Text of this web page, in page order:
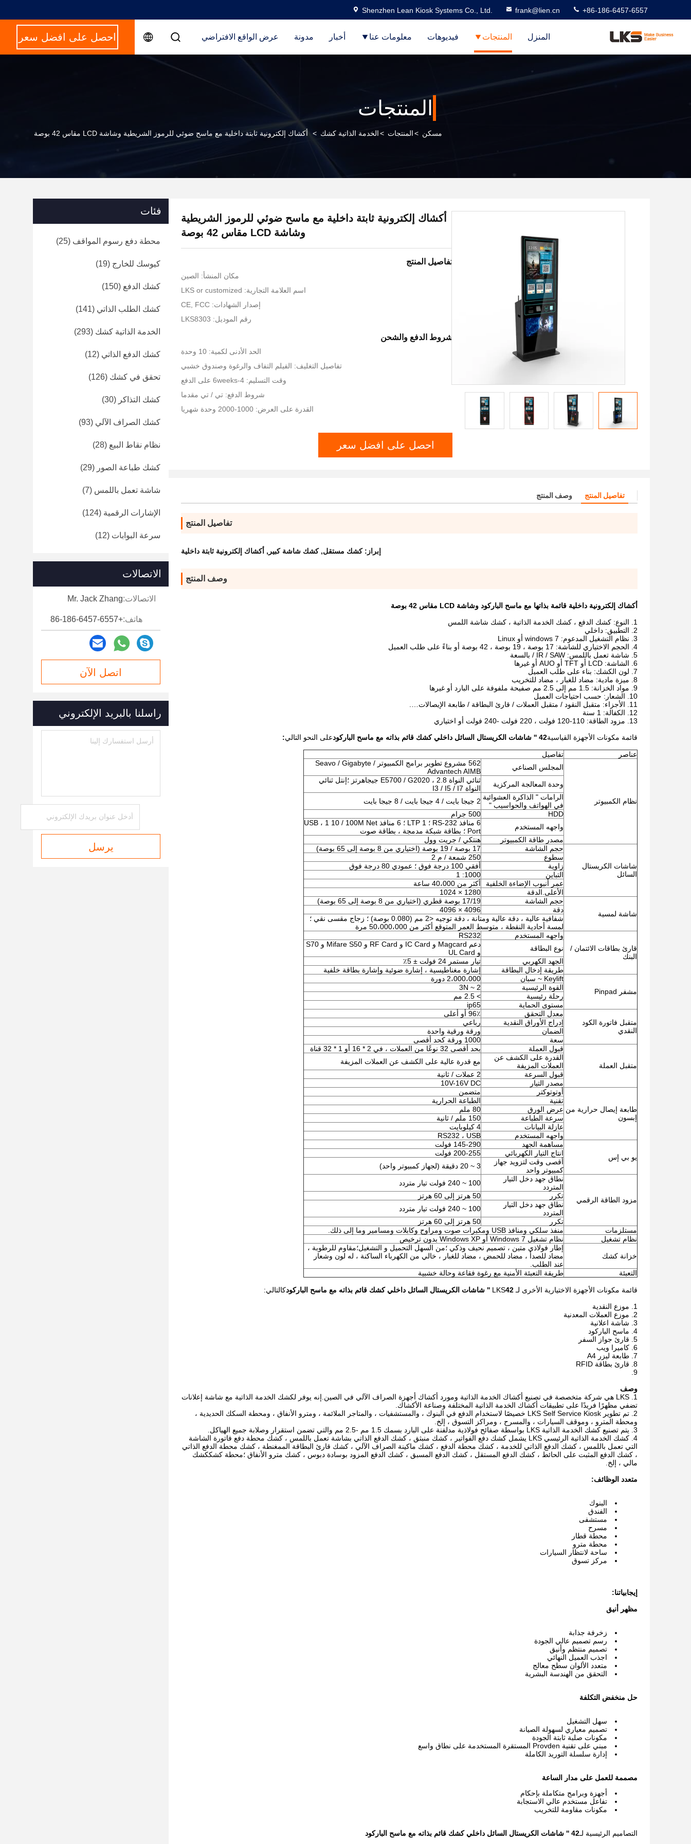
Shenzhen Lean Kiosk Systems Co., Ltd. frank@lien.cn +86-186-6457-6557
المنزل المنتجات فيديوهات معلومات عنا أخبار مدونة عرض الواقع الافتراضي احصل على افضل سعر
المنتجات
مسكن >المنتجات >الخدمة الذاتية كشك > أكشاك إلكترونية ثابتة داخلية مع ماسح ضوئي للرموز الشريطية وشاشة LCD مقاس 42 بوصة
أكشاك إلكترونية ثابتة داخلية مع ماسح ضوئي للرموز الشريطية
وشاشة LCD مقاس 42 بوصة
تفاصيل المنتج
مكان المنشأ: الصين
اسم العلامة التجارية: LKS or customized
إصدار الشهادات: CE, FCC
رقم الموديل: LKS8303
شروط الدفع والشحن
الحد الأدنى لكمية: 10 وحدة
تفاصيل التغليف: الفيلم التفاف والرغوة وصندوق خشبي
وقت التسليم: 4-6weeks على الدفع
شروط الدفع: تي / تي مقدما
القدرة على العرض: 1000-2000 وحدة شهريا
احصل على افضل سعر
تفاصيل المنتج وصف المنتج
تفاصيل المنتج
إبراز:كشك مستقل,كشك شاشة كبير , أكشاك إلكترونية ثابتة داخلية
وصف المنتج
أكشاك إلكترونية داخلية قائمة بذاتها مع ماسح الباركود وشاشة LCD مقاس 42 بوصة
النوع: كشك الدفع ، كشك الخدمة الذاتية ، كشك شاشة اللمس
التطبيق: داخلي
نظام التشغيل المدعوم: windows 7 أو Linux
الحجم الاختياري للشاشة: 17 بوصة ، 19 بوصة ، 42 بوصة أو بناءً على طلب العميل
شاشة تعمل باللمس: IR / SAW / بالسعة
الشاشة: LCD أو TFT أو AUO أو غيرها
لون الكشك: بناء على طلب العميل
ميزة مادية: مضاد للغبار ، مضاد للتخريب
مواد الخزانة: 1.5 مم إلى 2.5 مم صفيحة ملفوفة على البارد أو غيرها
الشعار: حسب احتياجات العميل
الأجزاء: متقبل النقود / متقبل العملات / قارئ البطاقة / طابعة الإيصالات….
الكفالة: 1 سنة
مزود الطاقة: 110-120 فولت ، 220 فولت -240 فولت أو اختياري
قائمة مكونات الأجهزة القياسية42 '' شاشات الكريستال السائل داخلي كشك قائم بذاته مع ماسح الباركود على النحو التالي:
عناصر تفاصيل
نظام الكمبيوتر
المجلس الصناعي
562 مشروع تطوير برامج الكمبيوتر Seavo / Gigabyte /
Advantech AIMB
وحدة المعالجة المركزية
ثنائي النواة E5700 / G2020 ، 2.8 جيجاهرتز ؛إنتل ثنائي
النواة I3 / I5 / I7
الرامات " الذاكرة العشوائية
في الهواتف والحواسيب "
2 جيجا بايت / 4 جيجا بايت / 8 جيجا بايت
HDD
500 جرام
واجهه المستخدم
6 منافذ RS-232 ؛ 1 LTP ؛ 6 منافذ USB ، 1 10 / 100M Net
Port ؛ بطاقة شبكة مدمجة ، بطاقة صوت
مصدر طاقة الكمبيوتر
هنتكي / جريت وول
شاشات الكريستال
السائل
حجم الشاشة
17 بوصة / 19 بوصة (اختياري من 8 بوصة إلى 65 بوصة)
سطوع
250 شمعة / م 2
زاوية
أفقي 100 درجة فوق ؛ عمودي 80 درجة فوق
التباين
1000: 1
عمر أنبوب الإضاءة الخلفية
أكثر من 40،000 ساعة
الأعلى.الدقة
1280 × 1024
شاشة لمسية
حجم الشاشة
17/19 بوصة قطري (اختياري من 8 بوصة إلى 65 بوصة)
دقة
4096 × 4096
شفافية عالية ، دقة عالية ومتانة ، دقة توجيه <2 مم (0.080 بوصة) ؛ زجاج مقسى نقي ؛
لمسة أحادية النقطة ، متوسط ​​العمر المتوقع أكثر من 50،000،000 مرة
قارئ بطاقات الائتمان /
البنك
واجهه المستخدم
RS232
نوع البطاقة
دعم Magcard و IC Card و RF Card و Mifare S50 و S70
و UL Card
الجهد الكهربي
تيار مستمر 24 فولت ± 5٪
طريقة إدخال البطاقة
إشارة مغناطيسية ، إشارة ضوئية وإشارة بطاقة خلفية
مشفر Pinpad
Keylift ~ سبان
2،000،000 دورة
القوة الرئيسية
2 ~ 3N
رحلة رئيسية
> 2.5 مم
مستوى الحماية
ip65
متقبل فاتورة الكود
النقدي
معدل التحقق
96٪ أو أعلى
إدراج الأوراق النقدية
رباعي
الضمان
ورقة ورقية واحدة
سعة
1000 ورقة كحد أقصى
متقبل العملة
قبول العملة
بحد أقصى 32 نوعًا من العملات ، في 2 * 16 أو 1 * 32 قناة
القدرة على الكشف عن
العملات المزيفة
مع قدرة عالية على الكشف عن العملات المزيفة
قبول السرعة
2 عملات / ثانية
مصدر التيار
10V-16V DC
طابعة إيصال حرارية من
إبسون
أوتوتوكتر
متضمن
تقنية
الطباعة الحرارية
عرض الورق
80 ملم
سرعة الطباعة
150 ملم / ثانية
عازلة البيانات
4 كيلوبايت
واجهه المستخدم
RS232 ، USB
يو بي إس
مساهمة الجهد
145-290 فولت
انتاج التيار الكهربائي
200-255 فولت
أقصى وقت لتزويد جهاز
كمبيوتر واحد
3 ~ 20 دقيقة (لجهاز كمبيوتر واحد)
مزود الطاقة الرقمي
نطاق جهد دخل التيار
المتردد
100 ~ 240 فولت تيار متردد
تكرر
50 هرتز إلى 60 هرتز
نطاق جهد دخل التيار
المتردد
100 ~ 240 فولت تيار متردد
تكرر
50 هرتز إلى 60 هرتز
مستلزمات
منفذ سلكي ومنافذ USB ومكبرات صوت ومراوح وكابلات ومسامير وما إلى ذلك.
نظام تشغيل
نظام تشغيل Windows 7 أو Windows XP بدون ترخيص
خزانة كشك
إطار فولاذي متين ، تصميم نحيف وذكي ؛من السهل التحميل و التشغيل؛مقاوم للرطوبة ،
مضاد للصدأ ، مضاد للحمض ، مضاد للغبار ، خالي من الكهرباء الساكنة ، له لون وشعار
عند الطلب.
التعبئة
طريقة التعبئة الأمنية مع رغوة فقاعة وحالة خشبية
قائمة مكونات الأجهزة الاختيارية الأخرى لـ LKS 42 '' شاشات الكريستال السائل داخلي كشك قائم بذاته مع ماسح الباركود
كالتالي:
موزع النقدية
موزع العملات المعدنية
شاشة اعلانية
ماسح الباركود
قارئ جواز السفر
كاميرا ويب
طابعة ليزر A4
قارئ بطاقة RFID
وصف
LKS هي شركة متخصصة في تصنيع أكشاك الخدمة الذاتية ومورد أكشاك أجهزة الصراف الآلي في الصين.إنه يوفر لكشك الخدمة الذاتية مع شاشة إعلانات
تضفي مظهرًا فريدًا على تطبيقات أكشاك الخدمة الذاتية المختلفة وصناعة الأكشاك.
تم تطوير LKS Self Service Kiosk خصيصًا لاستخدام الدفع في البنوك ، والمستشفيات ، والمتاجر الملائمة ، ومترو الأنفاق ، ومحطة السكك الحديدية ،
ومحطة المترو ، وموقف السيارات ، والمسرح ، ومراكز التسوق ، إلخ.
يتم تصنيع كشك الخدمة الذاتية LKS بواسطة صفائح فولاذية مدلفنة على البارد بسمك 1.5 مم -2.5 مم والتي تضمن استقرار وصلابة جميع الهياكل.
كشك الخدمة الذاتية الرئيسي LKS يشمل كشك دفع الفواتير ، كشك منبثق ، كشك الدفع الذاتي بشاشة تعمل باللمس ، كشك محطة دفع فاتورة الشاشة
التي تعمل باللمس ، كشك الدفع الذاتي للخدمة ، كشك محطة الدفع ، كشك ماكينة الصراف الآلي ، كشك قارئ البطاقة الممغنطة ، كشك محطة الدفع الذاتي
، كشك الدفع المثبت على الحائط ، كشك الدفع المستقل ، كشك الدفع المسبق ، كشك الدفع المزود بوسادة دبوس ، كشك مترو الأنفاق ؛محطة كشككشك
مالي ، إلخ.
متعدد الوظائف:
البنوك
الفندق
مستشفى
مسرح
محطة قطار
محطة مترو
ساحة لانتظار السيارات
مركز تسوق
إيجابياتنا:
مظهر أنيق
زخرفة جذابة
رسم تصميم عالي الجودة
تصميم منتظم وأنيق
اجذب العميل النهائي
متعدد الألوان سطح معالج
التحقق من الهندسة البشرية
حل منخفض التكلفة
سهل التشغيل
تصميم معياري لسهولة الصيانة
مكونات صلبة ثابتة الجودة
مبني على تقنية Provden المستقرة المستخدمة على نطاق واسع
إدارة سلسلة التوريد الكاملة
مصممة للعمل على مدار الساعة
أجهزة وبرامج متكاملة بإحكام
تفاعل مستخدم عالي الاستجابة
مكونات مقاومة للتخريب
التصاميم الرئيسية لـ42 '' شاشات الكريستال السائل داخلي كشك قائم بذاته مع ماسح الباركود
فئات
محطة دفع رسوم المواقف (25)
كيوسك للخارج (19)
كشك الدفع (150)
كشك الطلب الذاتي (141)
الخدمة الذاتية كشك (293)
كشك الدفع الذاتي (12)
تحقق في كشك (126)
كشك التذاكر (30)
كشك الصراف الآلي (93)
نظام نقاط البيع (28)
كشك طباعة الصور (29)
شاشة تعمل باللمس (7)
الإشارات الرقمية (124)
سرعة البوابات (12)
الاتصالات
الاتصالات:Mr. Jack Zhang
هاتف:+86-186-6457-6557
اتصل الآن
راسلنا بالبريد الإلكتروني
يرسل